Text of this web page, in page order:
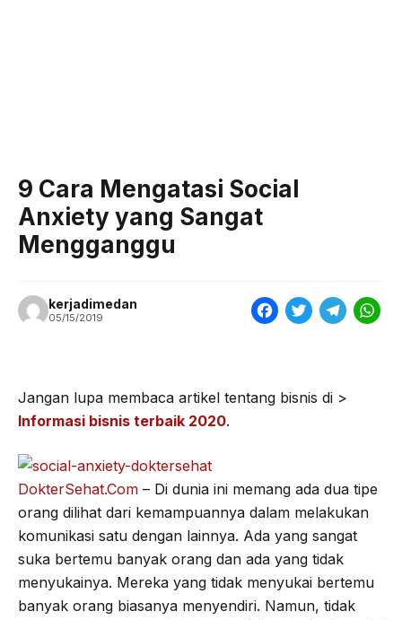
9 Cara Mengatasi Social
Anxiety yang Sangat
Mengganggu
kerjadimedan
05/15/2019
F
e
T
t
T
e
W
p
Jangan lupa membaca artikel tentang bisnis di >
Informasi bisnis terbaik 2020.
DokterSehat.Com – Di dunia ini memang ada dua tipe
orang dilihat dari kemampuannya dalam melakukan
komunikasi satu dengan lainnya. Ada yang sangat
suka bertemu banyak orang dan ada yang tidak
menyukainya. Mereka yang tidak menyukai bertemu
banyak orang biasanya menyendiri. Namun, tidak